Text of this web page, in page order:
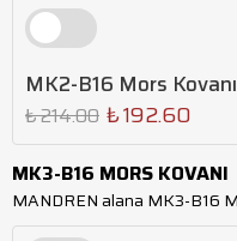
MK2-B16 Mors Kovanı
₺ 214.00 ₺ 192.60
MK3-B16 MORS KOVANI
MANDREN alana MK3-B16